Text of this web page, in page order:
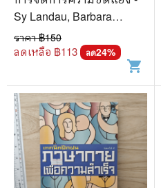
Sy Landau, Barbara
Landau, Daryl Landau
ราคา ฿150
ลดเหลือ ฿113 ลด24%
shopping_cart